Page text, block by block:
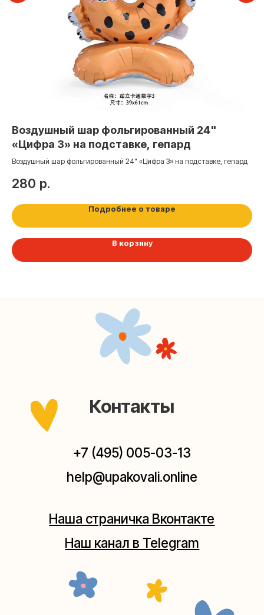
Воздушный шар фольгированный 24"
«Цифра 3» на подставке, гепард
Воздушный шар фольгированный 24" «Цифра 3» на подставке, гепард
280 р.
Подробнее о товаре
В корзину
Контакты
Мастерские упаковки подарков работают без
выходных, с 10 до 20 часов. Пишите, звоните,
заходите — всегда рады помочь!
Москва, ул.Плющиха, дом 42
Москва, ул.Таганская, дом 25-27
(как пройти)
Мастерская на Плющихе
Наш канал в Telegram
Наша страничка Вконтакте
help@upakovali.online